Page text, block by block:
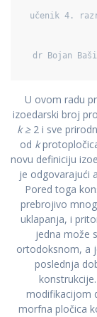
učenik 4.
dr Bojan
U ovom radu
izoedarski broj
k ≥2 i sve
od k
novu definiciju
je odgovarajući
Pored toga
prebrojivo
uklapanja, i
jedna može
ortodoksnom, a
poslednja
modifikacijom
morfna pločica